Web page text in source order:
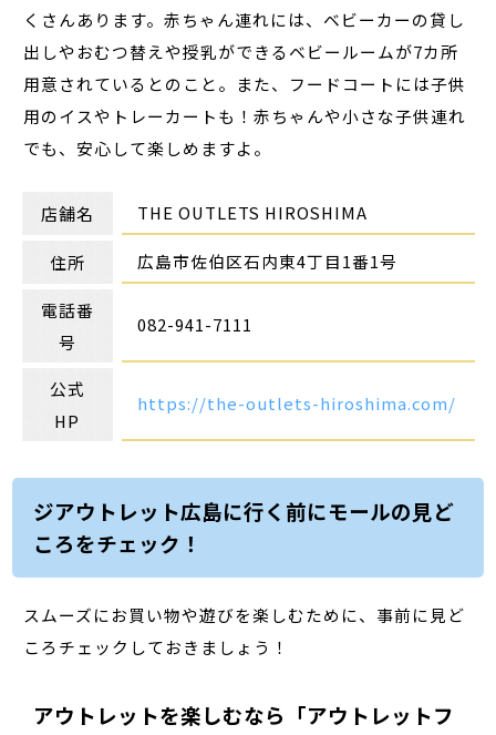
くさんあります。赤ちゃん連れには、ベビーカーの貸し
出しやおむつ替えや授乳ができるベビールームが7カ所
用意されているとのこと。また、フードコートには子供
用のイスやトレーカートも！赤ちゃんや小さな子供連れ
でも、安心して楽しめますよ。
店舗名 THE OUTLETS HIROSHIMA
住所 広島市佐伯区石内東4丁目1番1号
電話番
号
082-941-7111
公式
HP
https://the-outlets-hiroshima.com/
ジアウトレット広島に行く前にモールの見ど
ころをチェック！
スムーズにお買い物や遊びを楽しむために、事前に見ど
ころチェックしておきましょう！
アウトレットを楽しむなら「アウトレットフ